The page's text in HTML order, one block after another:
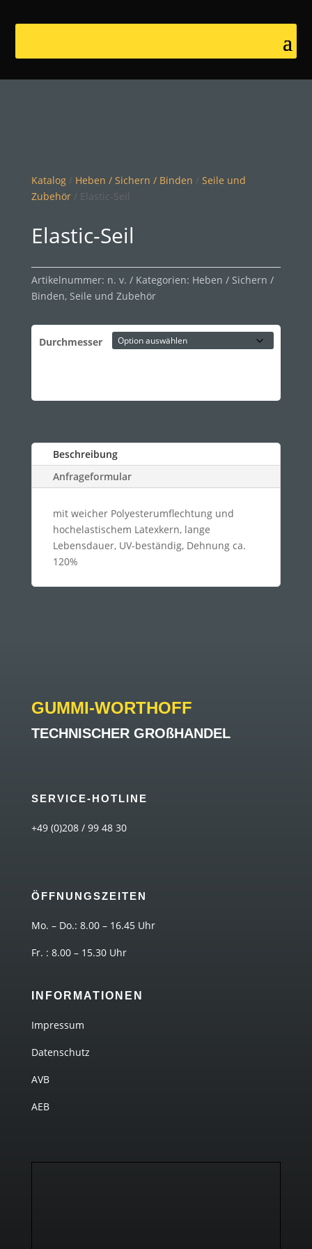
Katalog/ Heben / Sichern / Binden / Seile und
Zubehör/ Elastic-Seil
Elastic-Seil
Artikelnummer: n. v. Kategorien: Heben / Sichern /
Binden, Seile und Zubehör
Durchmesser
Beschreibung
Anfrageformular
mit weicher Polyesterumflechtung und
hochelastischem Latexkern, lange
Lebensdauer, UV-beständig, Dehnung ca.
120%
GUMMI-WORTHOFF
TECHNISCHER GROßHANDEL
SERVICE-HOTLINE
+49 (0)208 / 99 48 30
ÖFFNUNGSZEITEN
Mo. – Do.: 8.00 – 16.45 Uhr
Fr. : 8.00 – 15.30 Uhr
INFORMATIONEN
Impressum
Datenschutz
AVB
AEB